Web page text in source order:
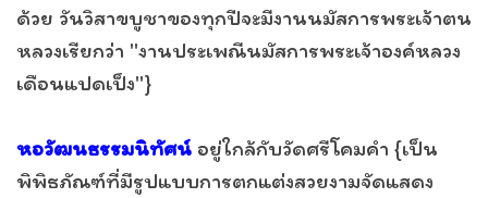
ด้วย วันวิสาขบูชาของทุกปีจะมีงานนมัสการพระเจ้าตน
หลวงเรียกว่า "งานประเพณีนมัสการพระเจ้าองค์หลวง
เดือนแปดเป็ง"}
หอวัฒนธรรมนิทัศน์ อยู่ใกล้กับวัดศรีโคมคำ {เป็น
พิพิธภัณฑ์ที่มีรูปแบบการตกแต่งสวยงามจัดแสดง